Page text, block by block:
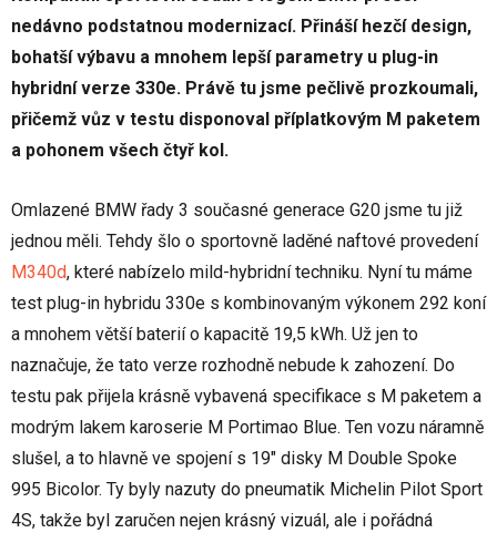
nedávno podstatnou modernizací. Přináší hezčí design,
bohatší výbavu a mnohem lepší parametry u plug-in
hybridní verze 330e. Právě tu jsme pečlivě prozkoumali,
přičemž vůz v testu disponoval příplatkovým M paketem
a pohonem všech čtyř kol.
Omlazené BMW řady 3 současné generace G20 jsme tu již
jednou měli. Tehdy šlo o sportovně laděné naftové provedení
M340d, které nabízelo mild-hybridní techniku. Nyní tu máme
test plug-in hybridu 330e s kombinovaným výkonem 292 koní
a mnohem větší baterií o kapacitě 19,5 kWh. Už jen to
naznačuje, že tato verze rozhodně nebude k zahození. Do
testu pak přijela krásně vybavená specifikace s M paketem a
modrým lakem karoserie M Portimao Blue. Ten vozu náramně
slušel, a to hlavně ve spojení s 19" disky M Double Spoke
995 Bicolor. Ty byly nazuty do pneumatik Michelin Pilot Sport
4S, takže byl zaručen nejen krásný vizuál, ale i pořádná